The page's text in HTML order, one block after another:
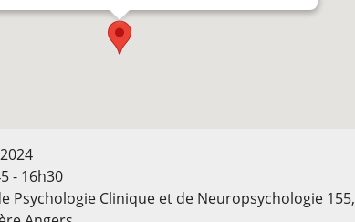
- 16h30
Psychologie Clinique et de Neuropsychologie 155,